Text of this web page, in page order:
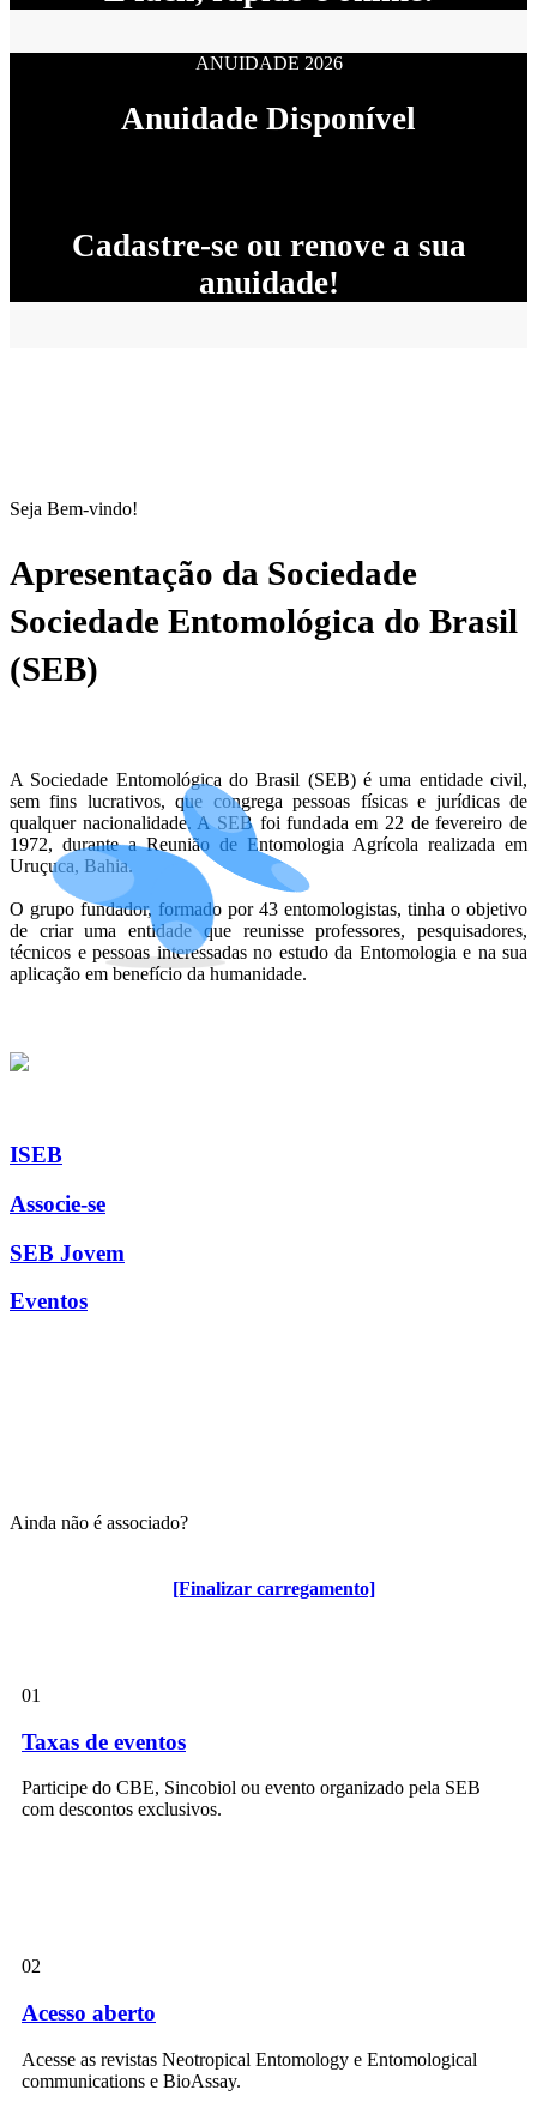
[Finalizar carregamento]
ANUIDADE 2026
Anuidade Disponível
Cadastre-se ou renove a sua
anuidade!
Seja Bem-vindo!
Apresentação da Sociedade
Sociedade Entomológica do Brasil
(SEB)
A Sociedade Entomológica do Brasil (SEB) é uma entidade civil,
sem fins lucrativos, que congrega pessoas físicas e jurídicas de
qualquer nacionalidade. A SEB foi fundada em 22 de fevereiro de
1972, durante a Reunião de Entomologia Agrícola realizada em
Uruçuca, Bahia.
O grupo fundador, formado por 43 entomologistas, tinha o objetivo
de criar uma entidade que reunisse professores, pesquisadores,
técnicos e pessoas interessadas no estudo da Entomologia e na sua
aplicação em benefício da humanidade.
ISEB
Associe-se
SEB Jovem
Eventos
Ainda não é associado?
Algumas vantagens para associados
01
Taxas de eventos
Participe do CBE, Sincobiol ou evento organizado pela SEB
com descontos exclusivos.
02
Acesso aberto
Acesse as revistas Neotropical Entomology e Entomological
communications e BioAssay.